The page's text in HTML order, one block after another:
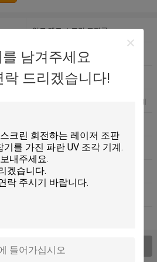
남겨주세요
락 드리겠습니다!
잉크 제트 스크린 조판공
회전하는 레이저 조판공
평상형 트레일러 조각 기계
디지털 방식으로 직물 벨트 인쇄 기계
인
UV CTP 기계
터 인쇄 장비를 Prepress
>를 전망하십시오;